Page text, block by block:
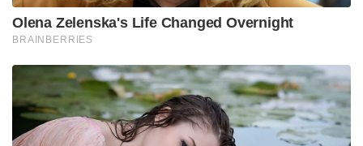
Olena Zelenska's Life Changed Overnight
BRAINBERRIES